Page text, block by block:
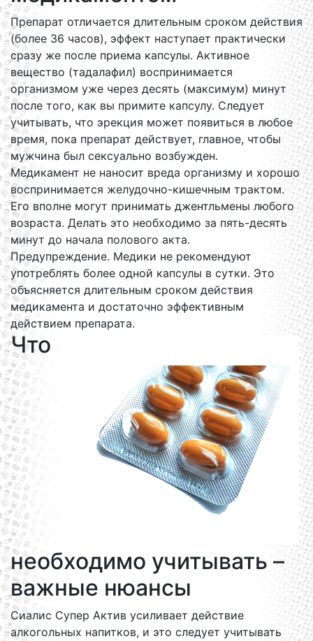
Препарат отличается длительным сроком действия
(более 36 часов), эффект наступает практически
сразу же после приема капсулы. Активное
вещество (тадалафил) воспринимается
организмом уже через десять (максимум) минут
после того, как вы примите капсулу. Следует
учитывать, что эрекция может появиться в любое
время, пока препарат действует, главное, чтобы
мужчина был сексуально возбужден.
Медикамент не наносит вреда организму и хорошо
воспринимается желудочно-кишечным трактом.
Его вполне могут принимать джентльмены любого
возраста. Делать это необходимо за пять-десять
минут до начала полового акта.
Предупреждение. Медики не рекомендуют
употреблять более одной капсулы в сутки. Это
объясняется длительным сроком действия
медикамента и достаточно эффективным
действием препарата.
Что
необходимо учитывать –
важные нюансы
Сиалис Супер Актив усиливает действие
алкогольных напитков, и это следует учитывать